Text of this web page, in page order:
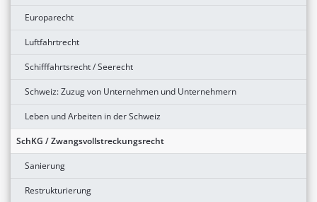
Europarecht
Luftfahrtrecht
Schifffahrtsrecht / Seerecht
Schweiz: Zuzug von Unternehmen und Unternehmern
Leben und Arbeiten in der Schweiz
SchKG / Zwangsvollstreckungsrecht
Sanierung
Restrukturierung